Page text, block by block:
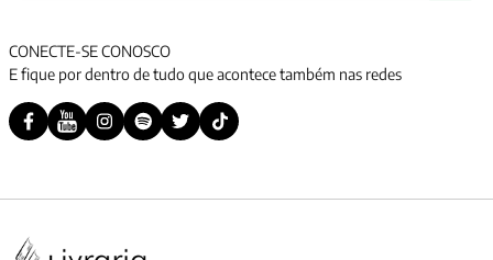
CONECTE-SE CONOSCO
E fique por dentro de tudo que acontece também nas redes